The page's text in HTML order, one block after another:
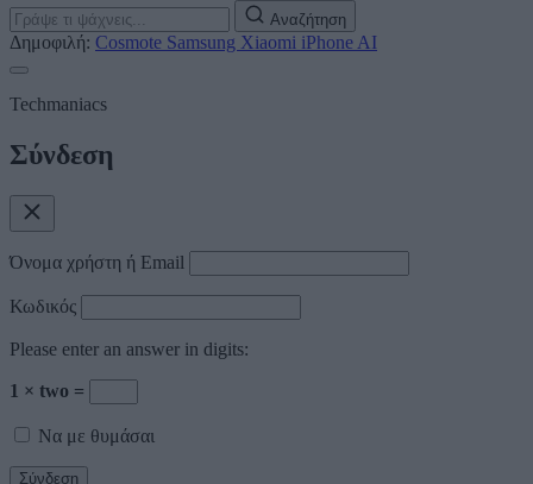
Αναζήτηση
Δημοφιλή: Cosmote Samsung Xiaomi iPhone AI
Techmaniacs
Σύνδεση
Όνομα χρήστη ή Email
Κωδικός
Please enter an answer in digits:
1 × two =
Να με θυμάσαι